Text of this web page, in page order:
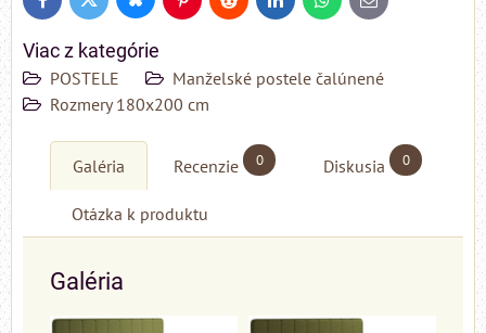
FacebookTwitter PinterestReddit LinkedInWhatsApp
E-
mail
Viac z kategórie
POSTELE
Manželské postele čalúnené
Rozmery 180x200 cm
Galéria Recenzie 0 Diskusia 0
Otázka k produktu
Galéria